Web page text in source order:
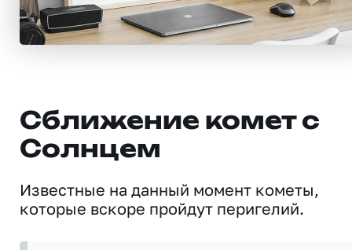
Сближение комет с
Солнцем
Известные на данный момент кометы,
которые вскоре пройдут перигелий.